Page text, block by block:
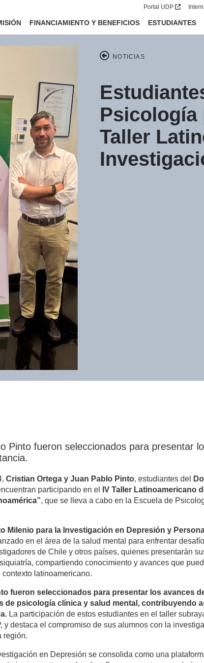
Portal UDP
FINANCIAMIENTO Y BENEFICIOS ESTUDIANTES
NOTICIAS
Psicología
Taller
Pinto fueron seleccionados para presentar
Cristian Ortega y Juan Pablo Pinto, estudiantes del
participando en el
IV Taller Latinoamericano
, que se lleva a cabo en la Escuela de
Milenio para la Investigación en Depresión y
en el área de la salud mental para enfrentar
de Chile y otros países, quienes presentarán
compartiendo conocimiento y avances que
latinoamericano.
fueron seleccionados para presentar los avances
de psicología clínica y salud mental, contribuyendo
La participación de estos estudiantes en el taller
y destaca el compromiso de sus alumnos con la
región.
en Depresión se consolida como una